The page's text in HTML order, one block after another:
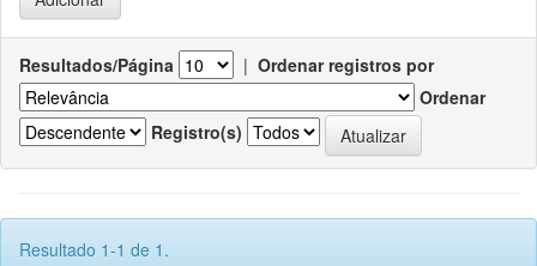
Resultados/Página | Ordenar registros por
Ordenar
Registro(s)
Resultado 1-1 de 1.